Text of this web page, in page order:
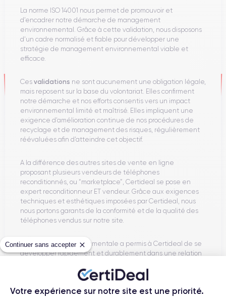
Continuer sans accepter
Votre expérience sur notre site est une priorité.
La norme ISO 14001 nous permet de promouvoir et
d’encadrer notre démarche de management
environnemental. Grâce à cette validation, nous disposons
d’un cadre normalisé et fiable pour développer une
stratégie de management environnemental viable et
efficace.
Ces validations ne sont aucunement une obligation légale,
mais reposent sur la base du volontariat. Elles confirment
notre démarche et nos efforts consentis vers un impact
environnemental limité et maîtrisé. Elles impliquent une
exigence d’amélioration continue de nos procédures de
recyclage et de management des risques, régulièrement
réévaluées afin d’atteindre cet objectif.
A la différence des autres sites de vente en ligne
proposant plusieurs vendeurs de téléphones
reconditionnés, ou “marketplace”, Certideal se pose en
expert reconditionneur ET vendeur. Grâce aux exigences
techniques et esthétiques imposées par Certideal, nous
nous portons garants de la conformité et de la qualité des
téléphones vendus sur notre site.
Cette différence fondamentale a permis à Certideal de se
développer rapidement et durablement dans une relation
Janvier 2020 avec d'autres prestigieuses startups
françaises la première promotion FrenchTech 120 du
gouvernement.